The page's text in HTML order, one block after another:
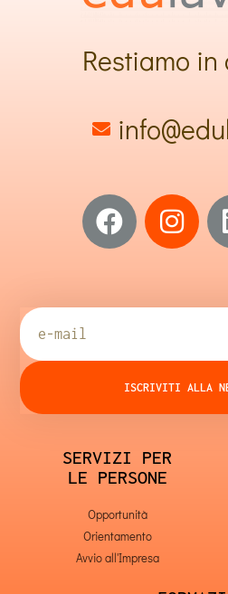
Restiamo in
ISCRIVITI ALLA
SERVIZI PER
LE PERSONE
Opportunità
Orientamento
Avvio all'Impresa